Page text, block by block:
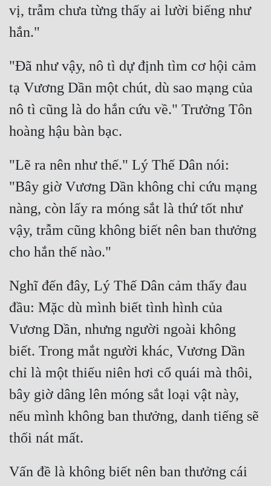
vị, trẫm chưa từng thấy ai lười biếng như
"Đã như vậy, nô tì dự định tìm cơ hội cảm
tạ Vương Dần một chút, dù sao mạng của
nô tì cũng là do hắn cứu về." Trưởng Tôn
"Lẽ ra nên như thế." Lý Thế Dân nói:
"Bây giờ Vương Dần không chỉ cứu mạng
nàng, còn lấy ra móng sắt là thứ tốt như
vậy, trẫm cũng không biết nên ban thưởng
Nghĩ đến đây, Lý Thế Dân cảm thấy đau
đầu: Mặc dù mình biết tình hình của
Vương Dần, nhưng người ngoài không
biết. Trong mắt người khác, Vương Dần
chỉ là một thiếu niên hơi cổ quái mà thôi,
bây giờ dâng lên móng sắt loại vật này,
nếu mình không ban thưởng, danh tiếng sẽ
Vấn đề là không biết nên ban thưởng cái